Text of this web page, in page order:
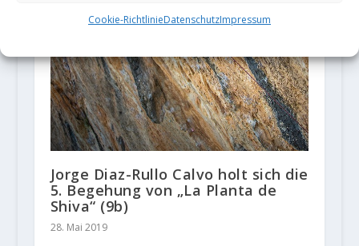
Cookie-RichtlinieDatenschutzImpressum
Jorge Diaz-Rullo Calvo holt sich die
5. Begehung von „La Planta de
Shiva“ (9b)
28. Mai 2019